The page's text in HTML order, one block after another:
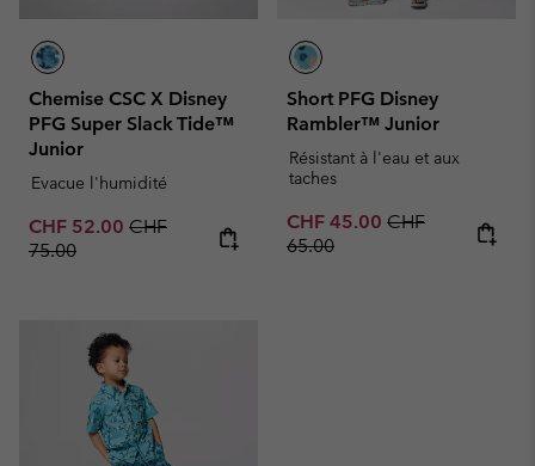
Chemise CSC X Disney
PFG Super Slack Tide™
Junior
Evacue l'humidité
Sale price:
CHF 52.00 Regular price:
CHF
75.00
Short PFG Disney
Rambler™ Junior
Résistant à l'eau et aux
taches
Sale price:
CHF 45.00 Regular price:
CHF
65.00